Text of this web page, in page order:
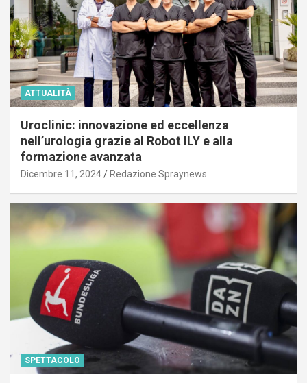
ATTUALITÀ
Uroclinic: innovazione ed eccellenza
nell’urologia grazie al Robot ILY e alla
formazione avanzata
Dicembre 11, 2024 Redazione Spraynews
SPETTACOLO